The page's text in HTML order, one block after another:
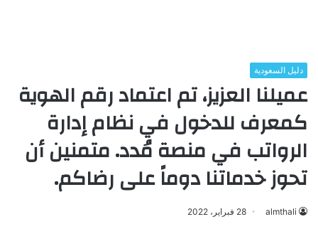
دليل السعودية
عميلنا العزيز، تم اعتماد رقم الهوية
كمعرف للدخول في نظام إدارة
الرواتب في منصة مُدد. متمنين أن
تحوز خدماتنا دوماً على رضاكم.
almthali 28 فبراير، 2022